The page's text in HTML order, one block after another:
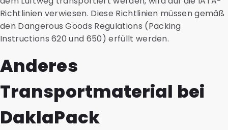
Richtlinien verwiesen. Diese Richtlinien müssen gemäß
den Dangerous Goods Regulations (Packing
Instructions 620 und 650) erfüllt werden.
Anderes
Transportmaterial bei
DaklaPack